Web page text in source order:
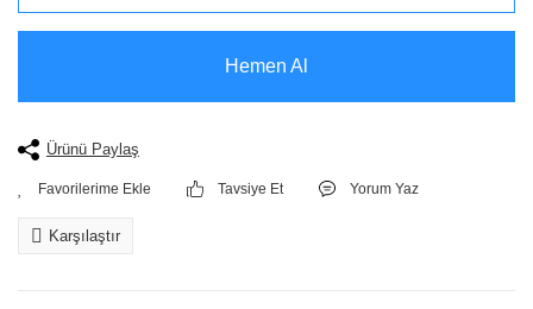
Hemen Al
Ürünü Paylaş
Tavsiye Et Yorum Yaz
Karşılaştır